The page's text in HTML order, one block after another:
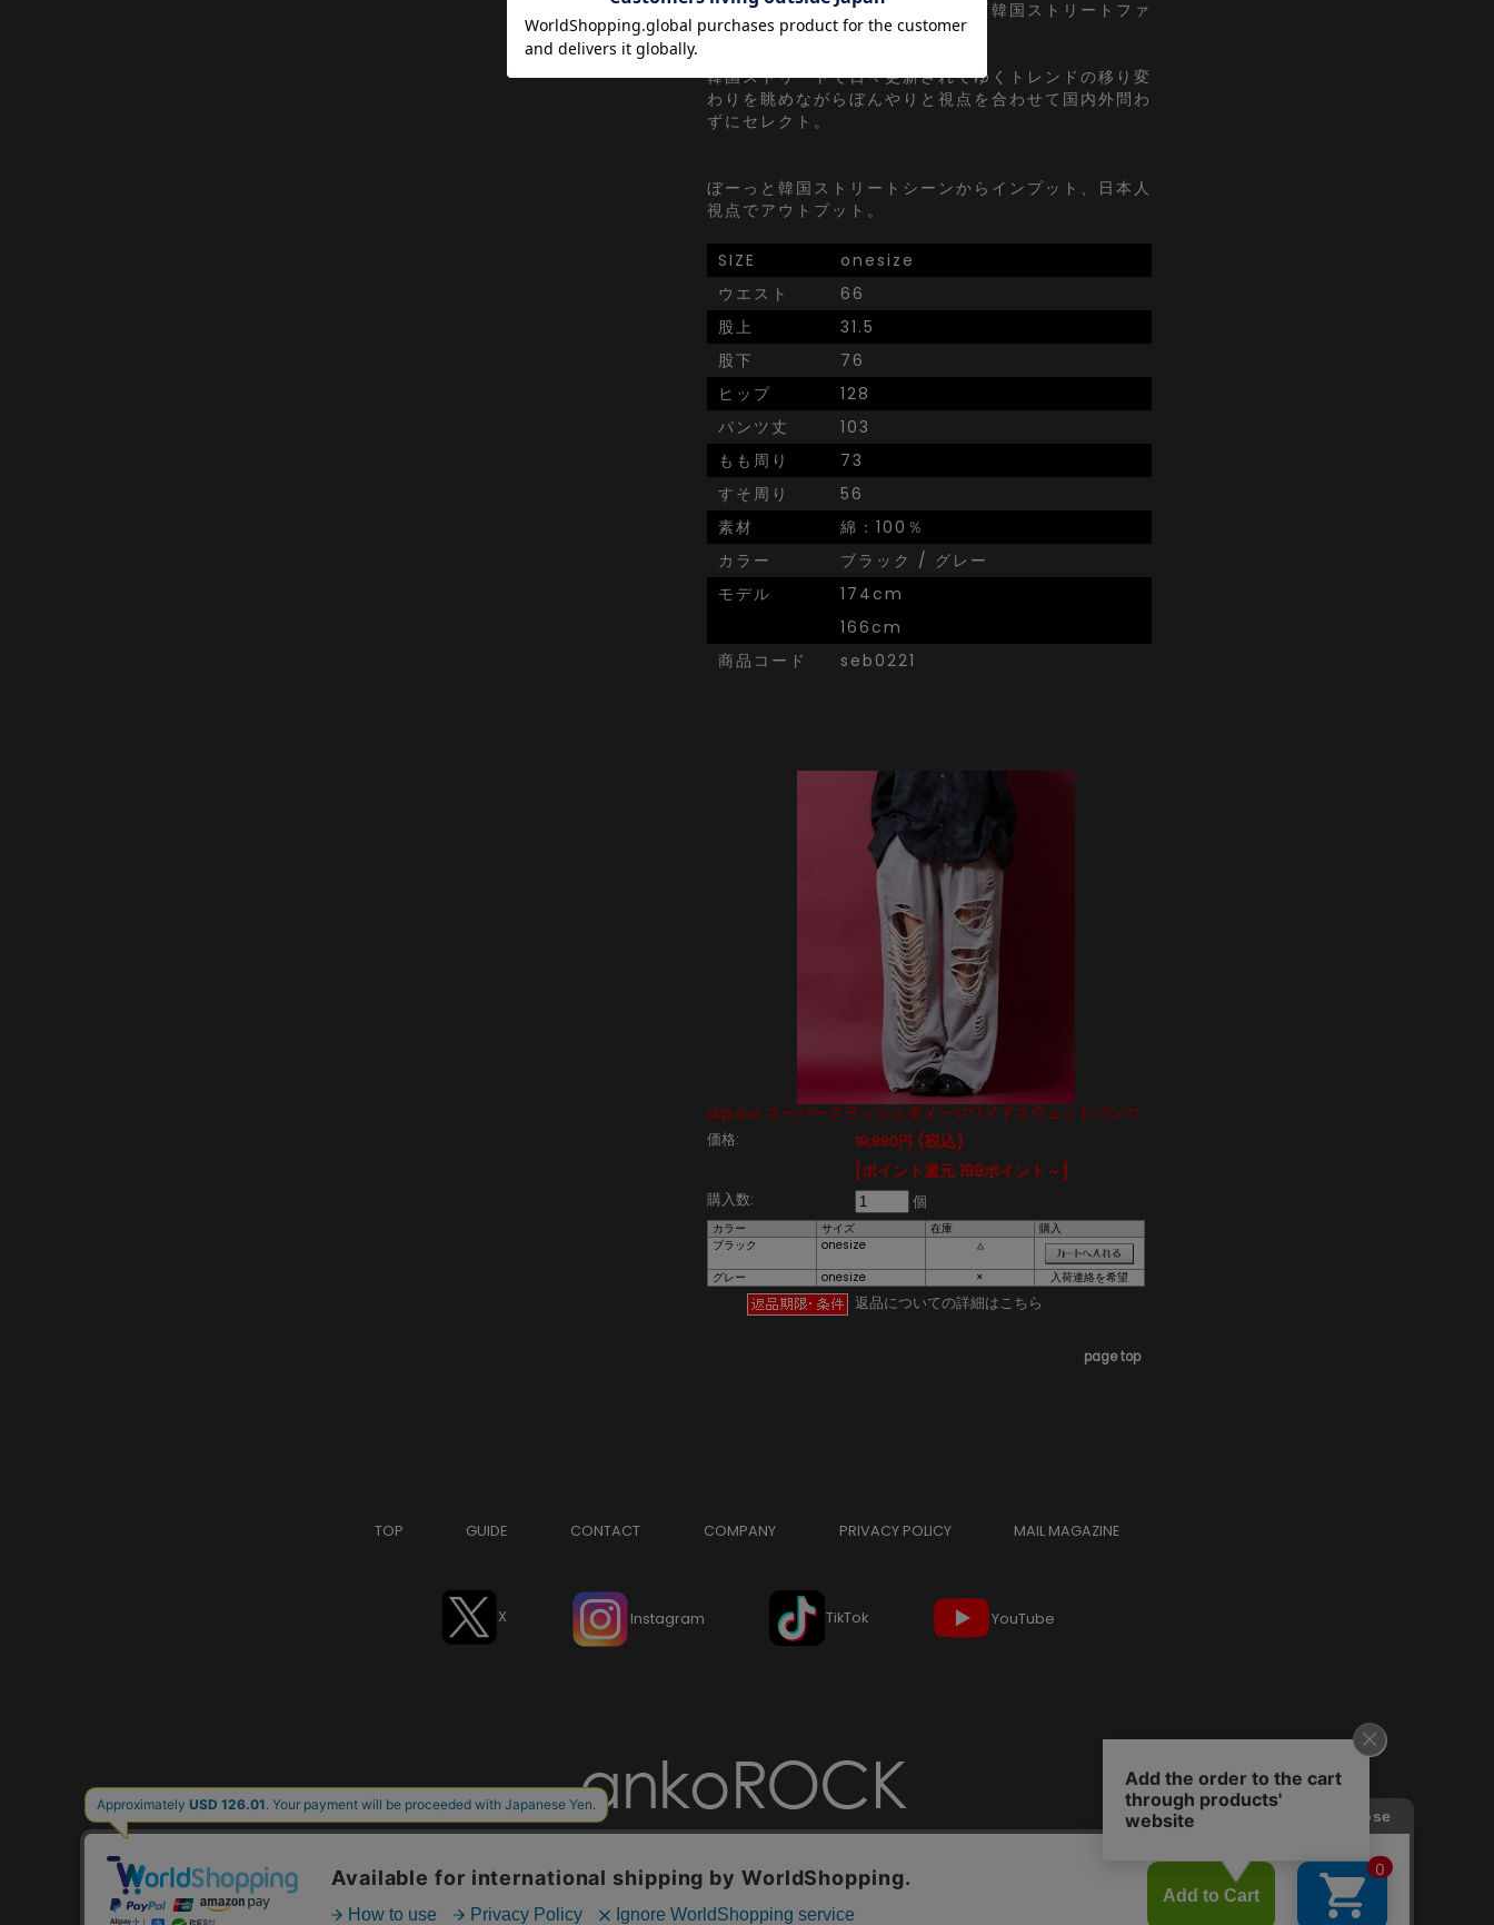
[日本人の視点]からセレクトする『韓国ストリートファ
ッション』がコンセプト。
韓国ストリートで日々更新されてゆくトレンドの移り変
わりを眺めながらぼんやりと視点を合わせて国内外問わ
ずにセレクト。
ぼーっと韓国ストリートシーンからインプット、日本人
視点でアウトプット。
SIZE
onesize
ウエスト
66
股上
31.5
股下
76
ヒップ
128
パンツ丈
103
もも周り
73
すそ周り
56
素材
綿：100％
カラー
ブラック / グレー
モデル
174cm
166cm
商品コード
seb0221
a.p.o.v. スーパークラッシュダメージワイドスウェットパンツ
価格: 19,990円 (税込)
[ポイント還元 199ポイント～]
購入数: 個
カラー サイズ 在庫
購入
ブラック
onesize
△
グレー
onesize × 入荷連絡を希望
返品についての詳細はこちら
page top
TOP GUIDE CONTACT COMPANY PRIVACY POLICY MAIL MAGAZINE
X Instagram TikTok YouTube